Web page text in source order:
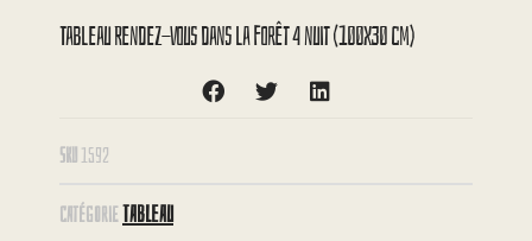
Tableau Rendez-vous dans la forêt 4 nuit (100X30 cm)
SKU 1592
CATÉGORIETABLEAU